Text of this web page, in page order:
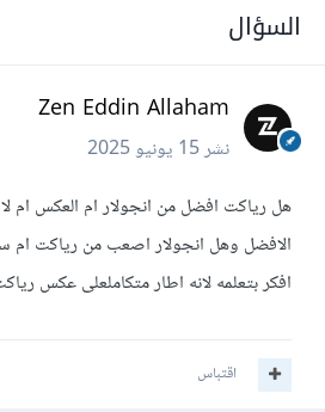
السؤال
Zen Eddin Allaham
نشر15 يونيو 2025
هل رياكت افضل من انجولار ام العكس ام
الافضل وهل انجولار اصعب من رياكت ام
افكر بتعلمه لانه اطار متكاملعلى عكس
اقتباس